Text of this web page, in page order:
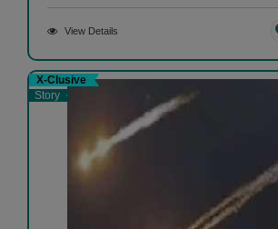
View Details
X-Clusive
Story